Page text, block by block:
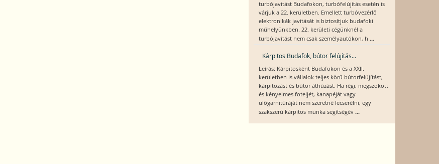
turbójavítást Budafokon, turbófelújítás esetén is
várjuk a 22. kerületben. Emellett turbóvezérlő
elektronikák javítását is biztosítjuk budafoki
műhelyünkben. 22. kerületi cégünknél a
turbójavítást nem csak személyautókon, h ...
Kárpitos Budafok, bútor felújítás...
Leírás: Kárpitosként Budafokon és a XXII.
kerületben is vállalok teljes körű bútorfelújítást,
kárpitozást és bútor áthúzást. Ha régi, megszokott
és kényelmes foteljét, kanapéját vagy
ülőgarnitúráját nem szeretné lecserélni, egy
szakszerű kárpitos munka segítségév ...